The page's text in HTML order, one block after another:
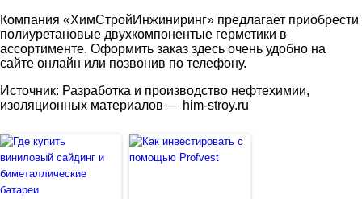
Компания «ХимСтройИнжиниринг» предлагает приобрести
полиуретановые двухкомпонентые герметики в
ассортименте. Оформить заказ здесь очень удобно на
сайте онлайн или позвонив по телефону.
Источник: Разработка и производство нефтехимии,
изоляционных материалов — him-stroy.ru